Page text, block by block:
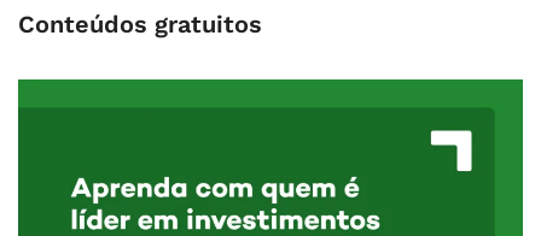
Conteúdos gratuitos